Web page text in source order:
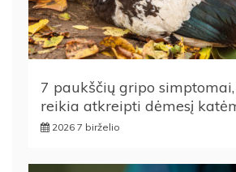
7 paukščių gripo
reikia atkreipti dėmesį
2026 7 birželio